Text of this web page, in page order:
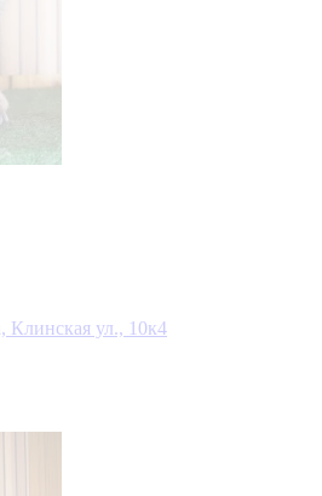
Клинская ул., 10к4